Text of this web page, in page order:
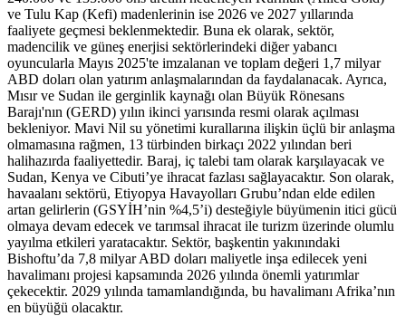
ve Tulu Kap (Kefi) madenlerinin ise 2026 ve 2027 yıllarında
faaliyete geçmesi beklenmektedir. Buna ek olarak, sektör,
madencilik ve güneş enerjisi sektörlerindeki diğer yabancı
oyuncularla Mayıs 2025'te imzalanan ve toplam değeri 1,7 milyar
ABD doları olan yatırım anlaşmalarından da faydalanacak. Ayrıca,
Mısır ve Sudan ile gerginlik kaynağı olan Büyük Rönesans
Barajı'nın (GERD) yılın ikinci yarısında resmi olarak açılması
bekleniyor. Mavi Nil su yönetimi kurallarına ilişkin üçlü bir anlaşma
olmamasına rağmen, 13 türbinden birkaçı 2022 yılından beri
halihazırda faaliyettedir. Baraj, iç talebi tam olarak karşılayacak ve
Sudan, Kenya ve Cibuti’ye ihracat fazlası sağlayacaktır. Son olarak,
havaalanı sektörü, Etiyopya Havayolları Grubu’ndan elde edilen
artan gelirlerin (GSYİH’nin %4,5’i) desteğiyle büyümenin itici gücü
olmaya devam edecek ve tarımsal ihracat ile turizm üzerinde olumlu
yayılma etkileri yaratacaktır. Sektör, başkentin yakınındaki
Bishoftu’da 7,8 milyar ABD doları maliyetle inşa edilecek yeni
havalimanı projesi kapsamında 2026 yılında önemli yatırımlar
çekecektir. 2029 yılında tamamlandığında, bu havalimanı Afrika’nın
en büyüğü olacaktır.